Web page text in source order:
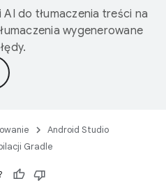
do tłumaczenia treści na
wygenerowane
Android Studio
Gradle